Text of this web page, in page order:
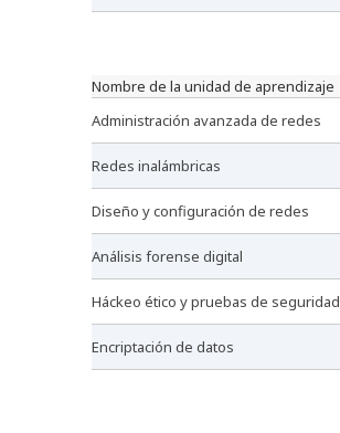
nombre de la unidad de aprendizaje
administración avanzada de redes
redes inalámbricas
diseño y configuración de redes
análisis forense digital
háckeo ético y pruebas de seguridad
encriptación de datos